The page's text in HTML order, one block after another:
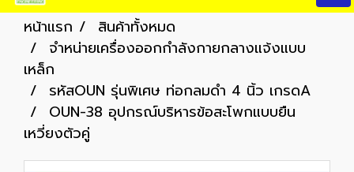
หน้าแรก
สินค้าทั้งหมด
จำหน่ายเครื่องออกกำลังกายกลางแจ้งแบบ
เหล็ก
รหัสOUN รุ่นพิเศษ ท่อกลมดำ 4 นิ้ว เกรดA
OUN-38 อุปกรณ์บริหารข้อสะโพกแบบยืน
เหวี่ยงตัวคู่